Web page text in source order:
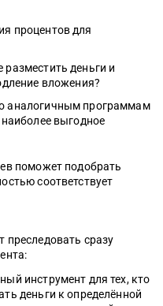
процентов для
деньги и
вложения?
аналогичным программам
выгодное
поможет подобрать
соответствует
сразу
инструмент для тех, кто
деньги к определённой